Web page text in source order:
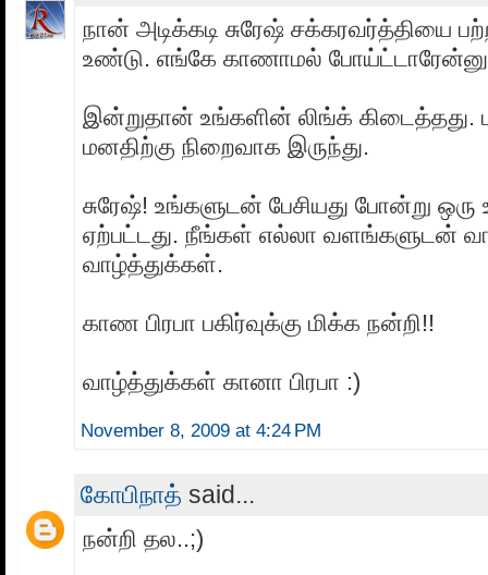
நான் அடிக்கடி சுரேஷ் சக்கரவர்த்தியை
உண்டு. எங்கே காணாமல்
இன்றுதான் உங்களின் லிங்க் கிடைத்தது.
மனதிற்கு நிறைவாக இருந்து.
சுரேஷ்! உங்களுடன் பேசியது போன்று ஒரு
ஏற்பட்டது. நீங்கள் எல்லா வளங்களுடன்
வாழ்த்துக்கள்.
காண பிரபா பகிர்வுக்கு மிக்க நன்றி!!
வாழ்த்துக்கள் கானா பிரபா :)
November 8, 2009 at 4:24 PM
கோபிநாத் said...
நன்றி தல..;)